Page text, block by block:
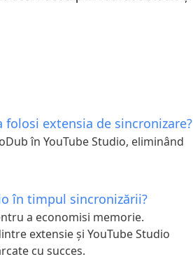
extensia de sincronizare?
în YouTube Studio, eliminând
în timpul sincronizării?
a economisi memorie.
extensie și YouTube Studio
cu succes.